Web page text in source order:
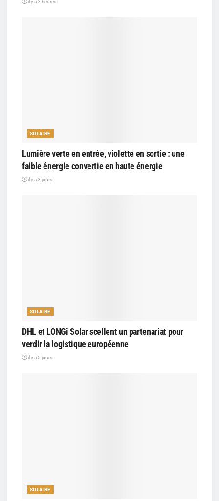
il y a 3 heures
SOLAIRE
Lumière verte en entrée, violette en sortie : une
faible énergie convertie en haute énergie
il y a 3 jours
SOLAIRE
DHL et LONGi Solar scellent un partenariat pour
verdir la logistique européenne
il y a 5 jours
SOLAIRE